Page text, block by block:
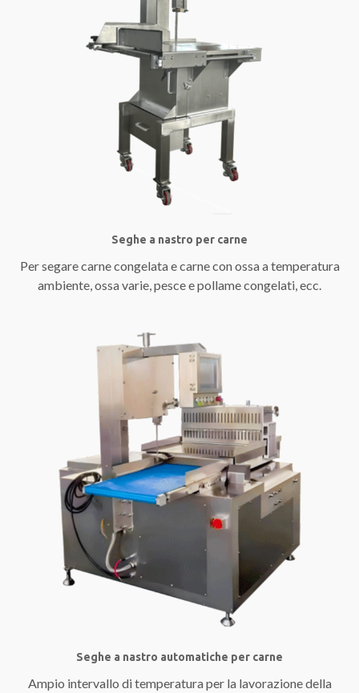
Seghe a nastro per carne
Per segare carne congelata e carne con ossa a temperatura
ambiente, ossa varie, pesce e pollame congelati, ecc.
Seghe a nastro automatiche per carne
Ampio intervallo di temperatura per la lavorazione della